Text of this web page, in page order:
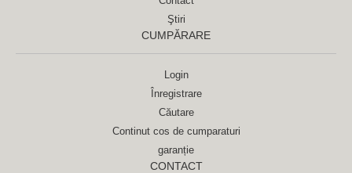
Ştiri
CUMPĂRARE
Login
Înregistrare
Căutare
Continut cos de cumparaturi
garanție
CONTACT